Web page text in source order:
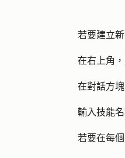
若要建立新
在右上角
在對話方
輸入技能
若要在每